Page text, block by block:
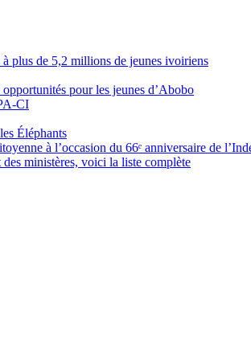
plus de 5,2 millions de jeunes ivoiriens
pour les jeunes d’Abobo
CI
Éléphants
à l’occasion du 66ᵉ anniversaire de
ministères, voici la liste complète